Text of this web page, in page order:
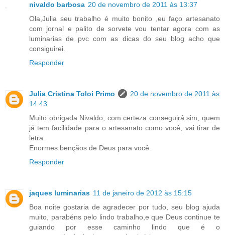
nivaldo barbosa 20 de novembro de 2011 às 13:37
Ola,Julia seu trabalho é muito bonito ,eu faço artesanato
com jornal e palito de sorvete vou tentar agora com as
luminarias de pvc com as dicas do seu blog acho que
consiguirei.
Responder
Julia Cristina Toloi Primo
20 de novembro de 2011 às
14:43
Muito obrigada Nivaldo, com certeza conseguirá sim, quem
já tem facilidade para o artesanato como você, vai tirar de
letra.
Enormes bençãos de Deus para você.
Responder
jaques luminarias 11 de janeiro de 2012 às 15:15
Boa noite gostaria de agradecer por tudo, seu blog ajuda
muito, parabéns pelo lindo trabalho,e que Deus continue te
guiando por esse caminho lindo que é o